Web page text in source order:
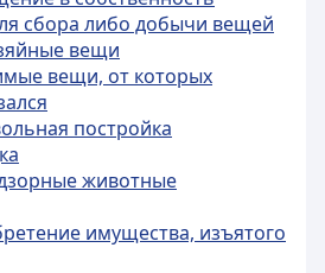
сбора либо добычи вещей
вещи
вещи, от которых
постройка
животные
имущества, изъятого